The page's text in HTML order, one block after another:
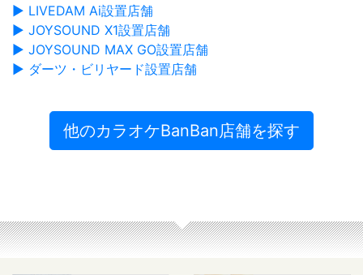
▶ LIVEDAM Ai設置店舗
▶ JOYSOUND X1設置店舗
▶ JOYSOUND MAX GO設置店舗
▶ ダーツ・ビリヤード設置店舗
他のカラオケBanBan店舗を探す